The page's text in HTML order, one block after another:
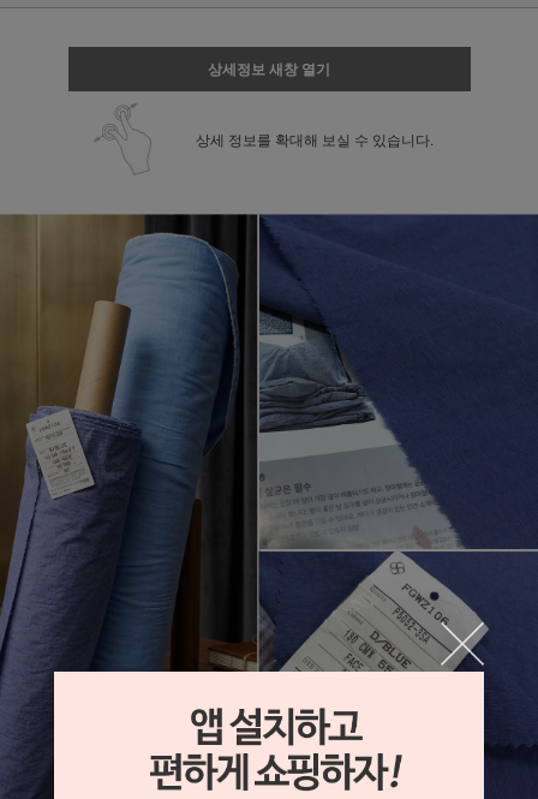
상세정보 새창 열기
상세 정보를 확대해 보실 수 있습니다.